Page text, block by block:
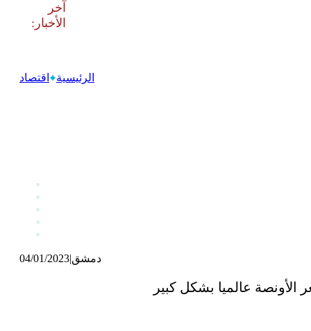
‫آخر
الرئيسية اقتصاد
04/01/2023|دمشق